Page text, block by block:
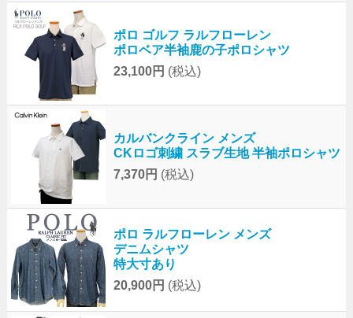
ポロ ゴルフ ラルフローレン
ポロベア半袖鹿の子ポロシャツ
23,100円 (税込)
カルバンクライン メンズ
CKロゴ刺繍 スラブ生地 半袖ポロシャツ
7,370円 (税込)
ポロ ラルフローレン メンズ
デニムシャツ
特大寸あり
20,900円 (税込)